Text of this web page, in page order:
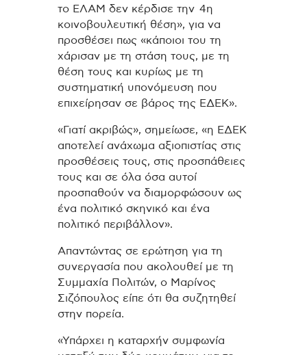
το ΕΛΑΜ δεν κέρδισε την 4η
κοινοβουλευτική θέση», για να
προσθέσει πως «κάποιοι του τη
χάρισαν με τη στάση τους, με τη
θέση τους και κυρίως με τη
συστηματική υπονόμευση που
επιχείρησαν σε βάρος της ΕΔΕΚ».
«Γιατί ακριβώς», σημείωσε, «η ΕΔΕΚ
αποτελεί ανάχωμα αξιοπιστίας στις
προσθέσεις τους, στις προσπάθειες
τους και σε όλα όσα αυτοί
προσπαθούν να διαμορφώσουν ως
ένα πολιτικό σκηνικό και ένα
πολιτικό περιβάλλον».
Απαντώντας σε ερώτηση για τη
συνεργασία που ακολουθεί με τη
Συμμαχία Πολιτών, ο Μαρίνος
Σιζόπουλος είπε ότι θα συζητηθεί
στην πορεία.
«Υπάρχει η καταρχήν συμφωνία